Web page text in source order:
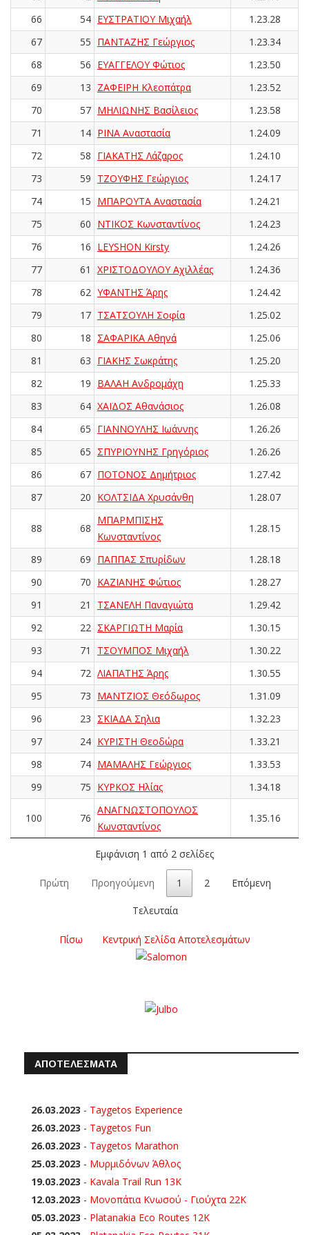
66
54 ΕΥΣΤΡΑΤΙΟΥ Μιχαήλ
1.23.28
67
55 ΠΑΝΤΑΖΗΣ Γεώργιος
1.23.34
68
56 ΕΥΑΓΓΕΛΟΥ Φώτιος
1.23.50
69
13 ΖΑΦΕΙΡΗ Κλεοπάτρα
1.23.52
70
57 ΜΗΛΙΩΝΗΣ Βασίλειος
1.23.58
71
14 ΡΙΝΑ Αναστασία
1.24.09
72
58 ΓΙΑΚΑΤΗΣ Λάζαρος
1.24.10
73
59 ΤΖΟΥΦΗΣ Γεώργιος
1.24.17
74
15 ΜΠΑΡΟΥΤΑ Αναστασία
1.24.21
75
60 ΝΤΙΚΟΣ Κωνσταντίνος
1.24.23
76
16 LEYSHON Kirsty
1.24.26
77
61 ΧΡΙΣΤΟΔΟΥΛΟΥ Αχιλλέας
1.24.36
78
62 ΥΦΑΝΤΗΣ Άρης
1.24.42
79
17 ΤΣΑΤΣΟΥΛΗ Σοφία
1.25.02
80
18 ΣΑΦΑΡΙΚΑ Αθηνά
1.25.06
81
63 ΓΙΑΚΗΣ Σωκράτης
1.25.20
82
19 ΒΑΛΑΗ Ανδρομάχη
1.25.33
83
64 ΧΑΪΔΟΣ Αθανάσιος
1.26.08
84
65 ΓΙΑΝΝΟΥΛΗΣ Ιωάννης
1.26.26
85
65 ΣΠΥΡΙΟΥΝΗΣ Γρηγόριος
1.26.26
86
67 ΠΟΤΟΝΟΣ Δημήτριος
1.27.42
87
20 ΚΟΛΤΣΙΔΑ Χρυσάνθη 1.28.07
88 68
ΜΠΑΡΜΠΙΣΗΣ
Κωνσταντίνος
1.28.15
89 69 ΠΑΠΠΑΣ Σπυρίδων
1.28.18
90
70 ΚΑΖΙΑΝΗΣ Φώτιος
1.28.27
91
21 ΤΣΑΝΕΛΗ Παναγιώτα
1.29.42
92
22 ΣΚΑΡΓΙΩΤΗ Μαρία
1.30.15
93
71 ΤΣΟΥΜΠΟΣ Μιχαήλ
1.30.22
94
72 ΛΙΑΠΑΤΗΣ Άρης
1.30.55
95
73 ΜΑΝΤΖΙΟΣ Θεόδωρος
1.31.09
96
23 ΣΚΙΑΔΑ Σηλια
1.32.23
97
24 ΚΥΡΙΣΤΗ Θεοδώρα
1.33.21
98
74 ΜΑΜΑΛΗΣ Γεώργιος
1.33.53
99
75 ΚΥΡΚΟΣ Ηλίας 1.34.18
100 76
ΑΝΑΓΝΩΣΤΟΠΟΥΛΟΣ
Κωνσταντίνος
1.35.16
Εμφάνιση 1 από 2 σελίδες
Πρώτη Προηγούμενη 1 2 Επόμενη
Τελευταία
Πίσω Κεντρική Σελίδα Αποτελεσμάτων
ΑΠΟΤΕΛΕΣΜΑΤΑ
26.03.2023 - Taygetos Experience
26.03.2023 - Taygetos Fun
26.03.2023 - Taygetos Marathon
25.03.2023 - Μυρμιδόνων Άθλος
19.03.2023 - Kavala Trail Run 13K
12.03.2023 - Μονοπάτια Κνωσού - Γιούχτα 22Κ
05.03.2023 - Platanakia Eco Routes 12K